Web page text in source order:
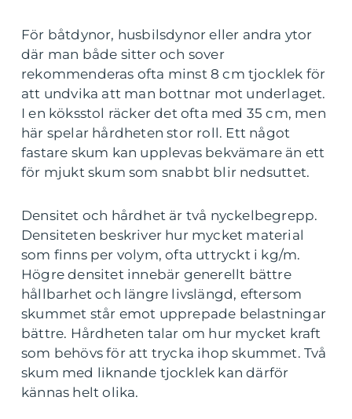
För båtdynor, husbilsdynor eller andra ytor
där man både sitter och sover
rekommenderas ofta minst 8 cm tjocklek för
att undvika att man bottnar mot underlaget.
I en köksstol räcker det ofta med 35 cm, men
här spelar hårdheten stor roll. Ett något
fastare skum kan upplevas bekvämare än ett
för mjukt skum som snabbt blir nedsuttet.
Densitet och hårdhet är två nyckelbegrepp.
Densiteten beskriver hur mycket material
som finns per volym, ofta uttryckt i kg/m.
Högre densitet innebär generellt bättre
hållbarhet och längre livslängd, eftersom
skummet står emot upprepade belastningar
bättre. Hårdheten talar om hur mycket kraft
som behövs för att trycka ihop skummet. Två
skum med liknande tjocklek kan därför
kännas helt olika.